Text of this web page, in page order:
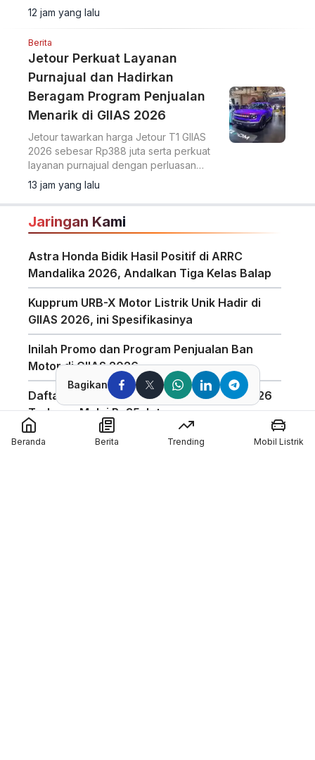
ini pantau lokasi, kecepatan, dan
operasional kendaraan.
12 jam yang lalu
Berita
Jetour Perkuat Layanan
Purnajual dan Hadirkan
Beragam Program Penjualan
Menarik di GIIAS 2026
Jetour tawarkan harga Jetour T1 GIIAS
2026 sebesar Rp388 juta serta perkuat
layanan purnajual dengan perluasan
jaringan dealer hingga 40 showroom di
GIIAS 2026.
13 jam yang lalu
Jaringan Kami
Astra Honda Bidik Hasil Positif di ARRC
Mandalika 2026, Andalkan Tiga Kelas Balap
Kupprum URB-X Motor Listrik Unik Hadir di
GIIAS 2026, ini Spesifikasinya
Inilah Promo dan Program Penjualan Ban
Motor di GIIAS 2026
Daftar Harga Honda PCX 160 Agustus 2026
Terbaru, Mulai Rp35 Jutaan
Penggunaan Boost Charge ALVA Naik Tajam,
Bagikan
Beranda Berita Trending Mobil Listrik